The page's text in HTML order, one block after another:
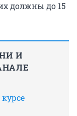
должны до 15
И